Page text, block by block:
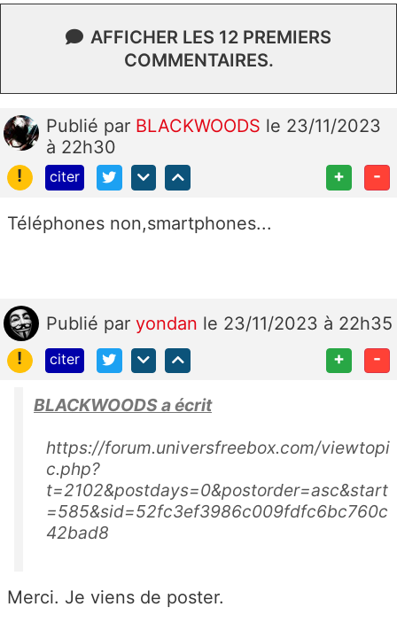
AFFICHER LES 12 PREMIERS
COMMENTAIRES.
Publié par BLACKWOODS le 23/11/2023
à 22h30
!
citer + -
Téléphones non,smartphones...
Publié par yondan le 23/11/2023 à 22h35
!
citer + -
BLACKWOODS a écrit
https://forum.universfreebox.com/viewtopi
c.php?
t=2102&postdays=0&postorder=asc&start
=585&sid=52fc3ef3986c009fdfc6bc760c
42bad8
Merci. Je viens de poster.